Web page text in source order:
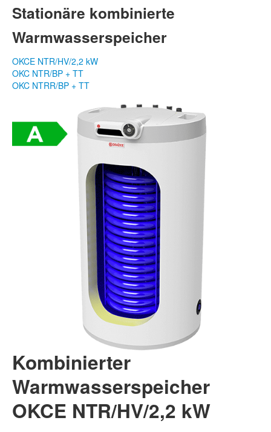
Stationäre kombinierte
Warmwasserspeicher
OKCE NTR/HV/2,2 kW
OKC NTR/BP + TT
OKC NTRR/BP + TT
Kombinierter
Warmwasserspeicher
OKCE NTR/HV/2,2 kW